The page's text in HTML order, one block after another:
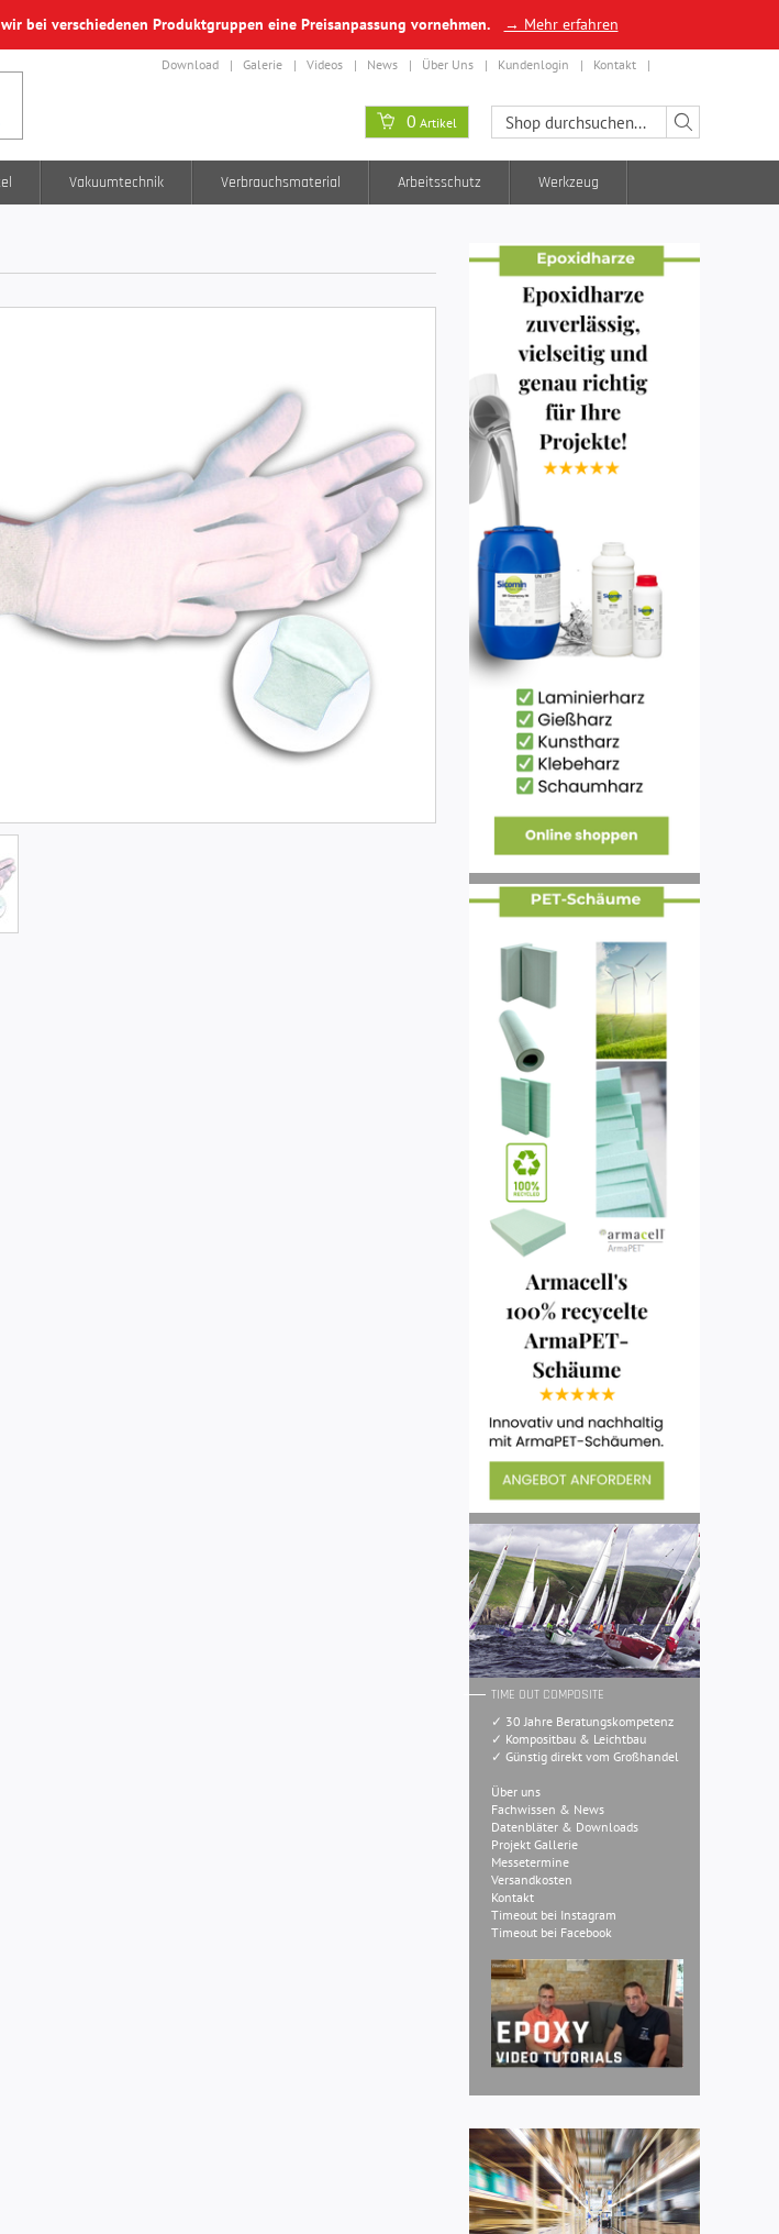
bei verschiedenen Produktgruppen eine Preisanpassung vornehmen. → Mehr erfahren
Download Galerie Videos News Über Uns Kundenlogin Kontakt
0 Artikel
Vakuumtechnik Verbrauchsmaterial Arbeitsschutz Werkzeug
TIME OUT COMPOSITE
✓ 30 Jahre Beratungskompetenz
✓ Kompositbau & Leichtbau
✓ Günstig direkt vom Großhandel
Über uns
Fachwissen & News
Datenbläter & Downloads
Projekt Gallerie
Messetermine
Versandkosten
Kontakt
Timeout bei Instagram
Timeout bei Facebook